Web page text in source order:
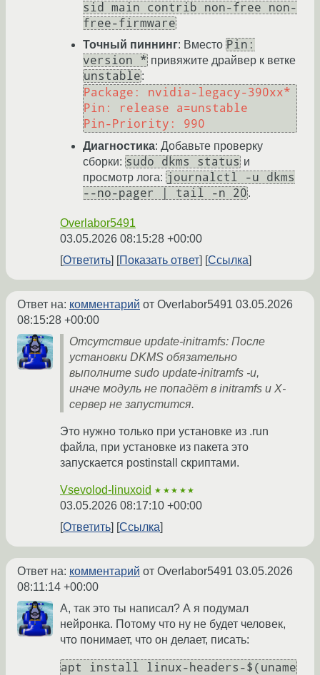
sid main contrib non-free non-
free-firmware
Точный пиннинг: Вместо Pin:
version * привяжите драйвер к ветке
unstable:
Package: nvidia-legacy-390xx*
Pin: release a=unstable
Pin-Priority: 990
Диагностика: Добавьте проверку
сборки: sudo dkms status и
просмотр лога: journalctl -u dkms
--no-pager | tail -n 20.
Overlabor5491
03.05.2026 08:15:28 +00:00
Ответить
Показать ответ Ссылка
Ответ на: комментарий от Overlabor5491 03.05.2026
08:15:28 +00:00
Отсутствие update-initramfs: После
установки DKMS обязательно
выполните sudo update-initramfs -u,
иначе модуль не попадёт в initramfs и X-
сервер не запустится.
Это нужно только при установке из .run
файла, при установке из пакета это
запускается postinstall скриптами.
Vsevolod-linuxoid ★★★★★
03.05.2026 08:17:10 +00:00
Ответить
Ссылка
Ответ на: комментарий от Overlabor5491 03.05.2026
08:11:14 +00:00
А, так это ты написал? А я подумал
нейронка. Потому что ну не будет человек,
что понимает, что он делает, писать:
apt install linux-headers-$(uname